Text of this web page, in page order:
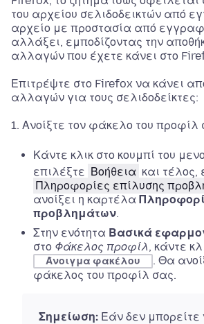
του αρχείου σελιδοδεικτών από
αρχείο με προστασία από
αλλάξει, εμποδίζοντας την
αλλαγών που έχετε κάνει στο
Επιτρέψτε στο Firefox να κάνει
αλλαγών για τους σελιδοδείκτες:
Ανοίξτε τον φάκελο του προφίλ
Κάντε κλικ στο κουμπί του
επιλέξτε Βοήθεια και τέλος,
Πληροφορίες επίλυσης
ανοίξει η καρτέλα
προβλημάτων.
Στην ενότητα Βασικά
στο Φάκελος προφίλ, κάντε
Άνοιγμα φακέλου . Θα
φάκελος του προφίλ σας.
Σημείωση: Εάν δεν μπορείτε